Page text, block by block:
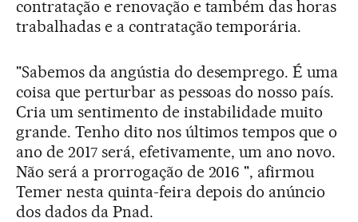
contratação e renovação e também das horas
trabalhadas e a contratação temporária.
"Sabemos da angústia do desemprego. É uma
coisa que perturbar as pessoas do nosso país.
Cria um sentimento de instabilidade muito
grande. Tenho dito nos últimos tempos que o
ano de 2017 será, efetivamente, um ano novo.
Não será a prorrogação de 2016 ", afirmou
Temer nesta quinta-feira depois do anúncio
dos dados da Pnad.